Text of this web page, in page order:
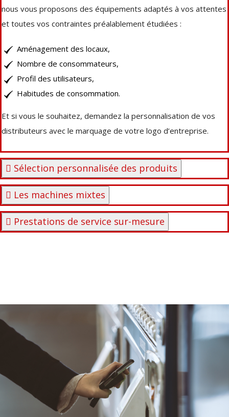
nous vous proposons des équipements adaptés à vos attentes
et toutes vos contraintes préalablement étudiées :
Aménagement des locaux,
Nombre de consommateurs,
Profil des utilisateurs,
Habitudes de consommation.
Et si vous le souhaitez, demandez la personnalisation de vos
distributeurs avec le marquage de votre logo d’entreprise.
Sélection personnalisée des produits
Les machines mixtes
Prestations de service sur-mesure